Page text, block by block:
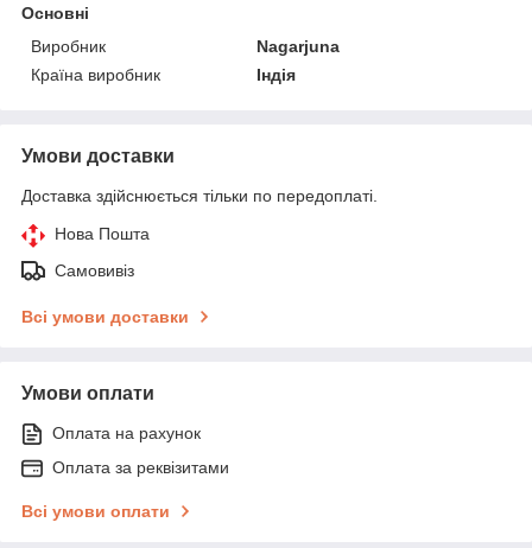
Основні
Виробник
Nagarjuna
Країна виробник
Індія
Умови доставки
Доставка здійснюється тільки по передоплаті.
Нова Пошта
Самовивіз
Всі умови доставки
Умови оплати
Оплата на рахунок
Оплата за реквізитами
Всі умови оплати